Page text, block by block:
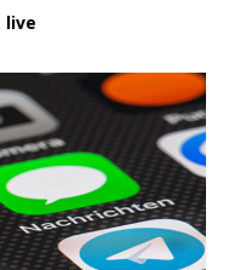
live